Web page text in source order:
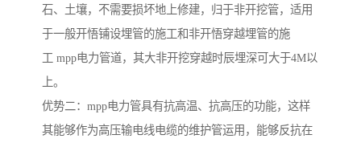
石、土壤，不需要损坏地上修建，归于非开挖管，适用
于一般开悟铺设埋管的施工和非开悟穿越埋管的施
工 mpp电力管道，其大非开挖穿越时辰埋深可大于4M以
上。
优势二：mpp电力管具有抗高温、抗高压的功能，这样
其能够作为高压输电线电缆的维护管运用，能够反抗在